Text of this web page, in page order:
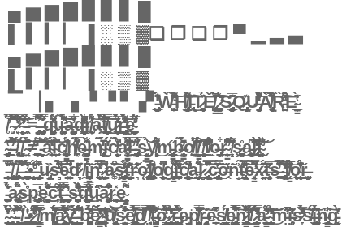
▄ ▅ ▆ ▇ ▉ ▊ ▋ █
▌ ▍ ▎ ▏ ▐ ░ ▒ ▓❏ ❐ ❑ ❒ ▀ ▁ ▂ ▃
▄ ▅ ▆ ▇ ▉ ▊ ▋ █
▌ ▍ ▎ ▏ ▐ ░ ▒ ▓
▔ ▕ ▖ ▗ ▝ ▝ ▘ ▞ ̵̡̡̡̲͈̙̖̤̲̺̽́̈́̾̒̑̃ͅẀ̵̛̺̥͕͕̙͒̏͗̃̋̇͌̎̓̈́̍͝͝H̸̨̡͇̮͖̯̻̤͇͔̲̊͊͌͋̊̀̋̈̐̍͗I̵̢͊̈͐͜͠͠T̷̨͔̘͕̱̰̩͚̉͊Ě̸̢̹͕̮͚̺̳̔̀́͊͐̄̀̇̇̚ ̷̼͔͍̗̯͉̪̼̮̼̳́͑͗͂̂̾̕͠͠S̷̡̡͉̰̝̬̥̲̖̮͚͕̰͎̿̌͂͊̂͐Q̷̢͔̞̘̝̩̻̲͊U̶̡͙̫̮̻͔̭̙̝͛͌͑̀̽͒̒́̑͌͑̔͘͝À̸̢͔̥̻̬͍͖̞̏͂̃̈́̾͒͑̄̃̒͒͛̚Ȑ̵̛̺̤̌͒̐̓̇́͐͒̄̕͘͠ͅE̴̠̳̤̩̰̲͑̔̌̇̀
̸̛̥̇́̉ ̴̧̧̏̈́͋͌̌̂̅́̀̅͆̈́ ̷̛̘̥̆̐̈́̀̎̒͘̚͝ ̴̨̨̛̬͎͔̐̿̑̓͂͗͒͘̕͘͠ ̵̹̯̥̄̂̓̉=̵̡̤̜̘̥̣͍͓͈̿͛͆̚ ̶̧̡̡̡͕̖̯̗̣̬̰̽̿͌̉̃͗̍͗͊́̋q̴̡͈̤͕͓̻͖͎̼̼̜̞̘̱̈́̈́̈́̊̈́̎̈́͊̔͌́̕ų̶̛̘̟͚̘̟̥̭̫̥̈͆̃͐͋̈́́̄͊̾̀͠͝ą̶̱̗͈̼͍̝̰̺͙̻̘̅̓͋̋̆d̶̛͇̪͇͇̻̱̯̩̣̻͔̀͗̌̈̽͋̄̔̌̑̍̒̚r̸̹̟̥̰̟͊͋͗́͋͝a̶͕̯͌̽̈́͑͌̀͘t̸͙͇̣̰͍̪͉̗̞͉̲̖̟͍͆̀̄̿͘͜͠͝u̷̙̺͎̟̗̩̯͎͍̖͕͇̓̀̀̔́̉̅͊͜ͅr̶̨̢̯̱̰̯̯͓͈̺͍̠̥̒͌͂̔̈́̀̀̓͐̄̄̇̕͝͝ȩ̴̙̯̬͉̠̠̞̙̮̞̈́̒̈̅͌͌̕
̴̡̨͇̝͉̙͕͖̥͕͚̄̽̍̋̔ ̶̯̱̯̌́͑̓͆̉̐̇́͛̓͗͠ ̸̢̗̞́̃̓̅͑̚͜͝ ̸̱̩̘̹͍̲̖͍̟͎͚̈́͂͐ͅ ̴͍̤͋͛̆̀̆̇̈́̎̇̂͊͠≠͇͖̰͍̱̦̪̫̥̟̘̐̋̒͗͐̏͜ ̵̯͕̻̣͖̄͑̌͗̃͌̚͠͠͝ả̴̟̼̟̥̫͂̃̾̑̊̒̏̈́̔̕l̴̺̙̙͇̱̉̆͐̄̚͘͝c̸̨̦͓̺̱͕͙̹̱͇͉͚̳̞̞̓́͋͑͂ḣ̸̪͓̿̈̔̋̓́̒̓͒̓͛̍̚ę̶͙̹̘͉̟̤̹̳̻̘͖̞̪͑̂͌̀͋̅͘ͅm̴̢̨̥̬̱̺̃̃̈́͐̒̇̈́̀î̴̬̺́̈́̌̒c̸̙̰̯̦͎̦̖̞̝̹̯̮̀̀̓̓̌̒̾̃̉̚a̷͚̟̳̗̭̮͊̂́̿̒̅̈́̑̒͑̚͘͝l̶̤̯̖͛͊̀̕ ̵̡̪̟̝̭̙̯͇̐̓̿̓̅͋̓͜ͅs̵̹̳̻͙͕̮͉̬͈̭̉̾͝ý̸͔͔̝̥͉̘͈̥͓͛̐͌̄͑́͜m̵̡̨͇̳̲̥͚̼̰̯̻̋͜b̶̨̳̤̳̤̼̭͍̰̥̟̩̰̣͖̂̓̄́̈̓̀̉̂̇̀̃̎̀o̸͔̠̰̼͉̙̺͒͐̒͛ļ̸͇̯̗̯̗̬͕̳͈͈͒͗̊̑̈̽̃̈̍̄̎́̕͠ͅ ̸̨̧̲̱͍̬̹͇͈͕͆̒̕f̸̛̗̲̰͆̐́̇̇͒o̶̡̠͔̭͎͋ͅŗ̴̦͇̳̹̐͛̐̄̽͆͒̄͒̕ ̸̝̩̞̹͌̆̈́̓̓̂͗͒ş̷̲̤̰͙͖͕̼̹̫̫̹̦͈̪̊a̵̧̨̫̲̙̭̪̭̤̰̮͇̪͆͗͜l̷̢̢̗͖̭̗͇̀̑̒͆̊͛͜͠t̴͎̲̘̟̩͖͕̦̩͕͙̱̔̀̾͋̐̕͝ͅ
̵̰̫̰͇̟̹̜͎̯̘̣̎̐̿̾͐̆̐͐͠ ̸̢͉͖̜̬̰̥̤͚͈̈́́́͊͐͝ ̸̨̧̡͇̺̪̝̼̯̺̙͕̫̈́̈͌̚ͅͅ ̶͎͉̫̘̙̎̀̌́̑͐͗̚͘͝͝ ̴̹̥̠̟͇̮̰͚̖̤͓̗̪͈͛͗͆̉́̓•̶̨̛̻͇͖̔̍̋ ̶̡͇͇̘̖̦͖̤̘̟̘̜̣̘̂̾͌̃͒̈͘u̷̢̡̙̮̤̝̘͐̏s̴̛̻̻̒͒͂̌̑̅̈́̀͊͝͠͠é̴̱̗͓̗̼̗͇͒̏̈́̈́̈̿͒̿͂̀͂̈́̕d̷̞̦͉͐̋̍̓̋̓̍̈ ̸̯͠i̴͎̫̱̱̜̘͕͉̜̪̳̼͍̩̍̀͂͛̀̉͘n̴̩͙̹̯̠̺͖̘̠̞̘̠̈͗̏̒̅͌̿͘̕ ̷̛̟̭͇̯̘͔̤̫̦͈̼̋̇̀̋̕̚a̷͚͎͐̋̏͑͒͠ş̷̡̞̺͇̭̠̼̳̬̪́̔̊̓͋ͅt̶͖̖͇͎͈̼̠̗̮̲̼̙̝̘͔̀̊́̈́̊̑̎̑͐̆̕͝r̴͉̊̇̔̊͊͛̑ǫ̶̨̢̖̼̙̖̙̥͉̙̿̓̚l̸̨̡̨̛̪̼̮͉̭̘͇̣͕̤̝͐̊́͒o̸̮̙̥̹͍̠͐̋̏̚̚g̴̨̘͙͍̼̥̖͖̳̜̰͓̎́͒̕̕͝ì̵̞̺̘̹̪̠͍́̉̉͋̄̎͂̽̿̒̕c̸̛̛̤͓͇͖̝̮̥̥͎͌̆͒̆͜͜a̵͍͖̝̞̼̘͇̯͋͒͘͝l̷̻̞͐ ̷̢̧͉̰̹̗̲͖̠̬̟̣̅̿͆̽͒͐͜͠c̵̢̧̗̞̱̘͇̯̙̙͙̰̍̄̋͗̍̈́̂̈̔̿̏̆͜͠ő̶̯̒ñ̵̲̮̲͎͗t̴̢̛̗̫̮͖̫̰̾̆͐̾̀̎̾̃͒̿͒ẽ̴̛̘͓͓̳̿̋̆͒̃͘̚͝ẍ̷̱͈̲͍̰́̌̇͊̌̆̆̈ͅt̶͉̼͈̥̮̜̘̲̆̇̅̔̈ͅs̶͚͖̠̈́͋͋̍̆̇̓́̈́̿́͘͜ ̴̧̢̛̰̮͕̠̪̰̞̱̞̩́̈̄̈̾̈́̓̏̈́̚͜ͅf̸̳̒̊̅͂͌̈́̈́̉̅̔̕͝ǫ̴̨̯͍͇̦̫͂̎̈̾̄̾̈́̈́̆̑̈̔ř̶̼̯̘̱̝̺̫̲̥̲̠
̵̧̙̪̠̠̖̫̣̥͚̺̫͐̾̉͛́̆͛͘a̷̢̩̠̩̹̩͙̤̦̹̜͋͋̈́͜s̶͎̊̇̀p̴̡̛͈͎̦̘͇̬̥̲̗̅ę̴̧̘̫̼̘̥̘̩͙̝̥̾̏̌̎͗̏̏͌̈́̑͑͘͜͜͝͝͝c̵͎̓͌͗̆ͅţ̶̠͉̤̥̗̗̖̞̪̪̞͂̄̐̂͊̔̿͘͘̚ͅ ̵͕̬̟̫͍̟̞͎̠̝̬͉͎̾̓s̶̛̗̯̫͎̫̦̙̣͍̫͎̩̗̺͋̄̽͐̐̓̇̀͒͂̕͘͠͝q̵̛̛̲͇͖̰͔͚͙͈͇̞̽͒̈̿̒͐̓͘͜ͅü̵̗̫̭̏͑͆͘ă̷̧̡̡̼̪͉͙͉̰̆̾͂̋͒͆̽ͅr̴̺̹̟̲͉̖̜̯̲̟̘̱̽͜͜ͅḙ̴̬̤̳̘̬͆͆͌
̴̨̗̗̣̦̠̜̖̬̮̟̈̍͐̀͗̈́̈́́̒̌̎ ̴̨͉͓̥̽̀̕ ̵̧̧̮̦̜̙̄̏͊̀́̑̐̑̚ ̸̬̻̮̭͕̦̖͔̩̞͇̉̔̽ ̵͙̟̰̻̪̣̟̞̯̭͖̰̻̟̍̔̀•̷̨̡̛̬̪̗̼͔̥̼̣͇̋̐̈̂̂̒͑̆̈́̏͝ͅ ̸̢̧̩͙̘͇̗͇̗̳̜͉̦̀̃̾̅̃̀̿͛͑̈́̈̋m̸̢̨͓̦̪̟͉̖͕̥̻̜͚̅͊͂̽̂̽́́̏̓͘͘͜͝͠͝ͅa̷̧͉̘̰͍̞̻̥̓̏̓̈́̍̓͋̈̅̉̋̈́͠ÿ̶̺͖͖̗̤͍̙̩̝̩͉̼̤̩́̑̃̊̎̒̀͘͘ ̵̮̻̝̭̤̠̝́̈́̈́͌͐́̇͋̆̚͘̚̚ḃ̵̧̧̡̯͓̟̗̪̜̫̬̦̗̦̣̉̏̎̈́̔̍̕͠͝ę̷̛͚͉̱̹̳̗͍͔̭̖̺̳̑̃͂͛͛͊́̒͗́̑̃̈́̕ͅͅ ̴͚̠͖̘̆̇̓͗̾̆̔̍̂̈͝ù̸̢̘̩̬̞͖͖̙̣̏ͅs̷̬̫̯̟̲̐̊̑̐̂̂̀͝ë̸̢̡̨̧̺̬̩̼̣͖̝͇́̉̈̆̉͛̄̎̿͜͜͝͠d̸̤̓̿͠ ̸͈͔̓̈́̀̆͋̊̿͐̊͌ͅţ̶̡̥̝̼̺̳͎͉̤̞̤̝͎̮͑̆͌̀̊̃͗̽̇̄͠ỏ̴͍̫̗̖͇̄̆͆̆̄͆͌̇̀́̂̒̏͜͝ ̷̮̠̮͓̹̘̘̔̒̑̂̒̽͗̓̉͆͜͝ͅͅr̶͙̺̠̭͇͈̫̰͋̑̈́̀̍́e̵̮͙̘͘p̸̞̯̮̺̭̟̩͉̞̥͎̬̔͋̿̄̏͆ṙ̶̡͈͈̙̱̯̌͝ẻ̴̠̟̽͑̚ṣ̸̘̦͈͔̼͇̘̞̰͆̈́̕ę̵̢̤̻͇̬̟̝̥͈̿̽̐̅̈́̄̄̿̈́͘͘͠n̷̢͇̞̠̳̜̜̟̜̟̼͔͂̽͗̐̀͜t̸̲́̍̑̀̃̊̎̓̄͗͘ ̷̨̛̳͔̠̰̬͎̠̼́̋̎̇̈́̿̍̓́̓̽̇a̵̛̟̠̳̹͍͔̩̯̫̐̂́͑͐̍͗̕͘̕͝ ̴̨̠̦̗̯͉̬̯̰̼̑̉̓̄̂͛̒̓̑̓̕͜͠͝͝ͅm̵̤͊̓͂͂̚i̶̧̻͊͐̒̄̓s̷̞̏́̓̅̒̎̓̉̍̕͠s̸̖̏̈́͠į̶̛̥͙̥̠̼̺̹͈͉̙̼̫̀͊̈́̇̌ͅn̴̢̢͈̲̲̫͎̳͆̾͠g̵̣̖͔̝̬̔͛̈̀